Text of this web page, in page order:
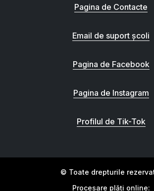
Pagina de Contacte
Email de suport școli
Pagina de Facebook
Pagina de Instagram
Profilul de Tik-Tok
© Toate drepturile
Procesare plăți online: